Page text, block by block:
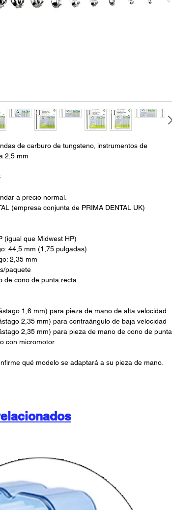
de carburo de tungsteno, instrumentos de
2,5 mm
a precio normal.
(empresa conjunta de PRIMA DENTAL UK)
(igual que Midwest HP)
44,5 mm (1,75 pulgadas)
2,35 mm
paquete
de cono de punta recta
1,6 mm) para pieza de mano de alta velocidad
2,35 mm) para contraángulo de baja velocidad
2,35 mm) para pieza de mano de cono de punta
con micromotor
qué modelo se adaptará a su pieza de mano.